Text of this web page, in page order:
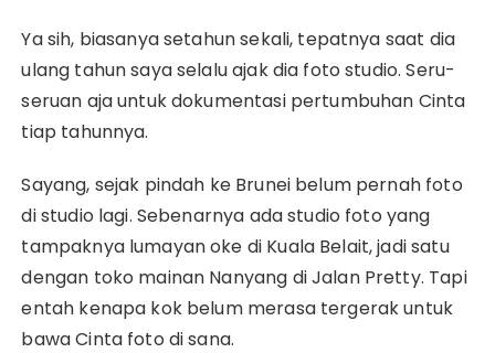
Ya sih, biasanya setahun sekali, tepatnya saat dia
ulang tahun saya selalu ajak dia foto studio. Seru-
seruan aja untuk dokumentasi pertumbuhan Cinta
tiap tahunnya.
Sayang, sejak pindah ke Brunei belum pernah foto
di studio lagi. Sebenarnya ada studio foto yang
tampaknya lumayan oke di Kuala Belait, jadi satu
dengan toko mainan Nanyang di Jalan Pretty. Tapi
entah kenapa kok belum merasa tergerak untuk
bawa Cinta foto di sana.